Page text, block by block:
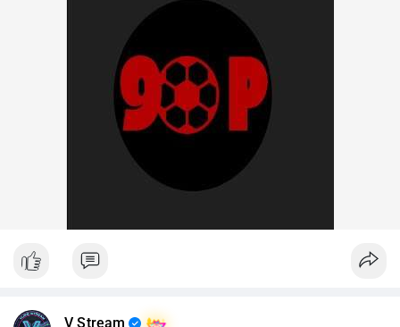
V Stream